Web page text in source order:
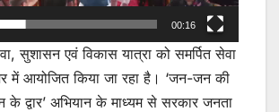
00:16
सुशासन एवं विकास यात्रा को समर्पित सेवा
में आयोजित किया जा रहा है। ‘जन-जन की
द्वार’ अभियान के माध्यम से सरकार जनता